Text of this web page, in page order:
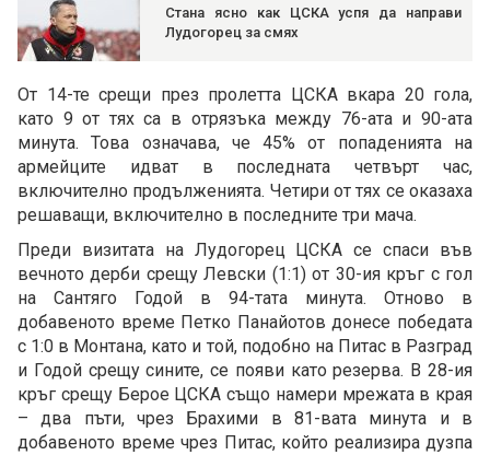
Стана ясно как ЦСКА успя да направи
Лудогорец за смях
От 14-те срещи през пролетта ЦСКА вкара 20 гола,
като 9 от тях са в отрязъка между 76-ата и 90-ата
минута. Това означава, че 45% от попаденията на
армейците идват в последната четвърт час,
включително продълженията. Четири от тях се оказаха
решаващи, включително в последните три мача.
Преди визитата на Лудогорец ЦСКА се спаси във
вечното дерби срещу Левски (1:1) от 30-ия кръг с гол
на Сантяго Годой в 94-тата минута. Отново в
добавеното време Петко Панайотов донесе победата
с 1:0 в Монтана, като и той, подобно на Питас в Разград
и Годой срещу сините, се появи като резерва. В 28-ия
кръг срещу Берое ЦСКА също намери мрежата в края
– два пъти, чрез Брахими в 81-вата минута и в
добавеното време чрез Питас, който реализира дузпа